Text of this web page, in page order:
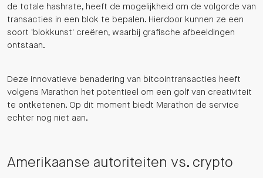
de totale hashrate, heeft de mogelijkheid om de volgorde van
transacties in een blok te bepalen. Hierdoor kunnen ze een
soort 'blokkunst' creëren, waarbij grafische afbeeldingen
ontstaan.
Deze innovatieve benadering van bitcointransacties heeft
volgens Marathon het potentieel om een golf van creativiteit
te ontketenen. Op dit moment biedt Marathon de service
echter nog niet aan.
Amerikaanse autoriteiten vs. crypto